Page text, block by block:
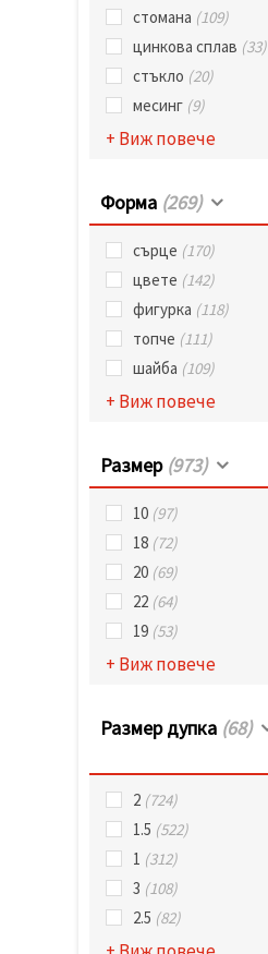
стомана (109)
цинкова сплав (33)
стъкло (20)
месинг (9)
+ Виж повече
Форма (269)
сърце (170)
цвете (142)
фигурка (118)
топче (111)
шайба (109)
+ Виж повече
Размер (973)
10 (97)
18 (72)
20 (69)
22 (64)
19 (53)
+ Виж повече
Размер дупка (68)
2 (724)
1.5 (522)
1 (312)
3 (108)
2.5 (82)